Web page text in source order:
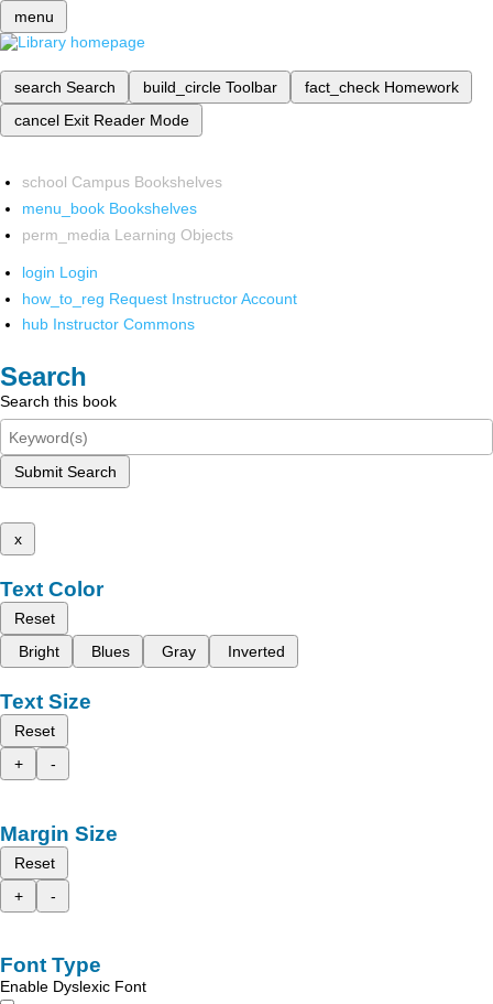
menu
search Search build_circle Toolbar fact_check Homework
cancel Exit Reader Mode
school Campus Bookshelves
menu_book Bookshelves
perm_media Learning Objects
login Login
how_to_reg Request Instructor Account
hub Instructor Commons
Search
Search this book
Submit Search
x
Text Color
Reset
Bright
Blues Gray Inverted
Text Size
Reset
+
-
Margin Size
Reset
+
-
Font Type
Enable Dyslexic Font